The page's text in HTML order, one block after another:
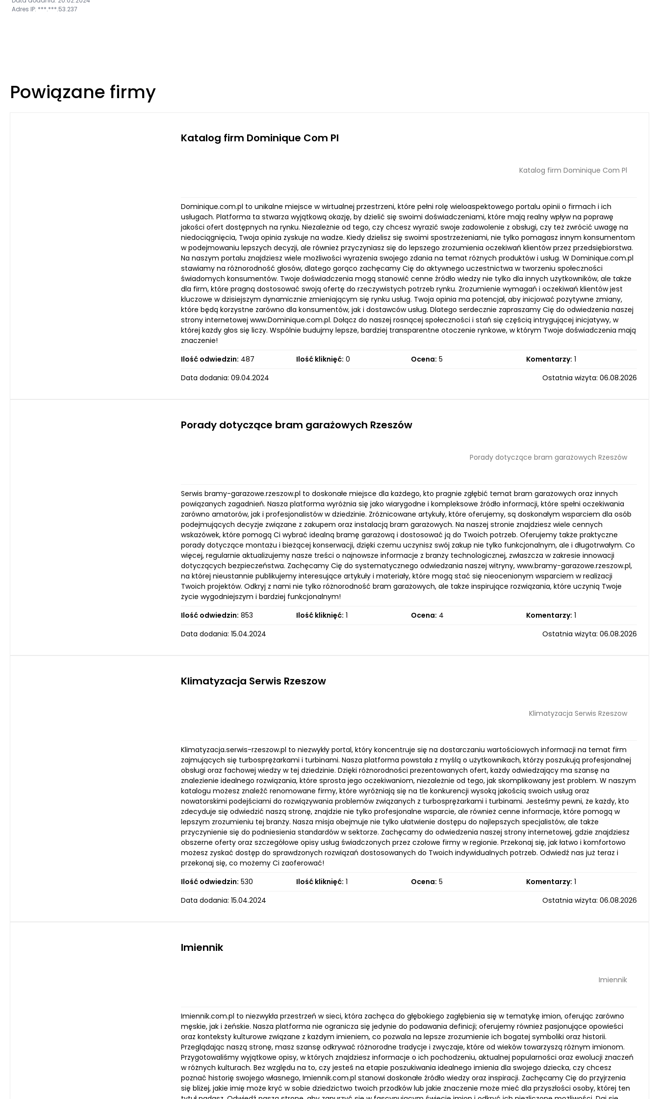
Adres IP: ***.***.53.237
Powiązane firmy
Katalog firm Dominique Com Pl
Katalog firm Dominique Com Pl
Dominique.com.pl to unikalne miejsce w wirtualnej przestrzeni, które pełni rolę wieloaspektowego portalu opinii o firmach i ich
usługach. Platforma ta stwarza wyjątkową okazję, by dzielić się swoimi doświadczeniami, które mają realny wpływ na poprawę
jakości ofert dostępnych na rynku. Niezależnie od tego, czy chcesz wyrazić swoje zadowolenie z obsługi, czy też zwrócić uwagę na
niedociągnięcia, Twoja opinia zyskuje na wadze. Kiedy dzielisz się swoimi spostrzeżeniami, nie tylko pomagasz innym konsumentom
w podejmowaniu lepszych decyzji, ale również przyczyniasz się do lepszego zrozumienia oczekiwań klientów przez przedsiębiorstwa.
Na naszym portalu znajdziesz wiele możliwości wyrażenia swojego zdania na temat różnych produktów i usług. W Dominique.com.pl
stawiamy na różnorodność głosów, dlatego gorąco zachęcamy Cię do aktywnego uczestnictwa w tworzeniu społeczności
świadomych konsumentów. Twoje doświadczenia mogą stanowić cenne źródło wiedzy nie tylko dla innych użytkowników, ale także
dla firm, które pragną dostosować swoją ofertę do rzeczywistych potrzeb rynku. Zrozumienie wymagań i oczekiwań klientów jest
kluczowe w dzisiejszym dynamicznie zmieniającym się rynku usług. Twoja opinia ma potencjał, aby inicjować pozytywne zmiany,
które będą korzystne zarówno dla konsumentów, jak i dostawców usług. Dlatego serdecznie zapraszamy Cię do odwiedzenia naszej
strony internetowej www.Dominique.com.pl. Dołącz do naszej rosnącej społeczności i stań się częścią intrygującej inicjatywy, w
której każdy głos się liczy. Wspólnie budujmy lepsze, bardziej transparentne otoczenie rynkowe, w którym Twoje doświadczenia mają
znaczenie!
Ilość odwiedzin: 487 Ilość kliknięć: 0 Ocena: 5 Komentarzy: 1
Data dodania: 09.04.2024
Ostatnia wizyta: 06.08.2026
Porady dotyczące bram garażowych Rzeszów
Porady dotyczące bram garażowych Rzeszów
Serwis bramy-garazowe.rzeszow.pl to doskonałe miejsce dla każdego, kto pragnie zgłębić temat bram garażowych oraz innych
powiązanych zagadnień. Nasza platforma wyróżnia się jako wiarygodne i kompleksowe źródło informacji, które spełni oczekiwania
zarówno amatorów, jak i profesjonalistów w dziedzinie. Zróżnicowane artykuły, które oferujemy, są doskonałym wsparciem dla osób
podejmujących decyzje związane z zakupem oraz instalacją bram garażowych. Na naszej stronie znajdziesz wiele cennych
wskazówek, które pomogą Ci wybrać idealną bramę garażową i dostosować ją do Twoich potrzeb. Oferujemy także praktyczne
porady dotyczące montażu i bieżącej konserwacji, dzięki czemu uczynisz swój zakup nie tylko funkcjonalnym, ale i długotrwałym. Co
więcej, regularnie aktualizujemy nasze treści o najnowsze informacje z branży technologicznej, zwłaszcza w zakresie innowacji
dotyczących bezpieczeństwa. Zachęcamy Cię do systematycznego odwiedzania naszej witryny, www.bramy-garazowe.rzeszow.pl,
na której nieustannie publikujemy interesujące artykuły i materiały, które mogą stać się nieocenionym wsparciem w realizacji
Twoich projektów. Odkryj z nami nie tylko różnorodność bram garażowych, ale także inspirujące rozwiązania, które uczynią Twoje
życie wygodniejszym i bardziej funkcjonalnym!
Ilość odwiedzin: 853 Ilość kliknięć: 1 Ocena: 4 Komentarzy: 1
Data dodania: 15.04.2024
Ostatnia wizyta: 06.08.2026
Klimatyzacja Serwis Rzeszow
Klimatyzacja Serwis Rzeszow
Klimatyzacja.serwis-rzeszow.pl to niezwykły portal, który koncentruje się na dostarczaniu wartościowych informacji na temat firm
zajmujących się turbosprężarkami i turbinami. Nasza platforma powstała z myślą o użytkownikach, którzy poszukują profesjonalnej
obsługi oraz fachowej wiedzy w tej dziedzinie. Dzięki różnorodności prezentowanych ofert, każdy odwiedzający ma szansę na
znalezienie idealnego rozwiązania, które sprosta jego oczekiwaniom, niezależnie od tego, jak skomplikowany jest problem. W naszym
katalogu możesz znaleźć renomowane firmy, które wyróżniają się na tle konkurencji wysoką jakością swoich usług oraz
nowatorskimi podejściami do rozwiązywania problemów związanych z turbosprężarkami i turbinami. Jesteśmy pewni, że każdy, kto
zdecyduje się odwiedzić naszą stronę, znajdzie nie tylko profesjonalne wsparcie, ale również cenne informacje, które pomogą w
lepszym zrozumieniu tej branży. Nasza misja obejmuje nie tylko ułatwienie dostępu do najlepszych specjalistów, ale także
przyczynienie się do podniesienia standardów w sektorze. Zachęcamy do odwiedzenia naszej strony internetowej, gdzie znajdziesz
obszerne oferty oraz szczegółowe opisy usług świadczonych przez czołowe firmy w regionie. Przekonaj się, jak łatwo i komfortowo
możesz zyskać dostęp do sprawdzonych rozwiązań dostosowanych do Twoich indywidualnych potrzeb. Odwiedź nas już teraz i
przekonaj się, co możemy Ci zaoferować!
Ilość odwiedzin: 530 Ilość kliknięć: 1 Ocena: 5 Komentarzy: 1
Data dodania: 15.04.2024
Ostatnia wizyta: 06.08.2026
Imiennik
Imiennik
Imiennik.com.pl to niezwykła przestrzeń w sieci, która zachęca do głębokiego zagłębienia się w tematykę imion, oferując zarówno
męskie, jak i żeńskie. Nasza platforma nie ogranicza się jedynie do podawania definicji; oferujemy również pasjonujące opowieści
oraz konteksty kulturowe związane z każdym imieniem, co pozwala na lepsze zrozumienie ich bogatej symboliki oraz historii.
Przeglądając naszą stronę, masz szansę odkrywać różnorodne tradycje i zwyczaje, które od wieków towarzyszą różnym imionom.
Przygotowaliśmy wyjątkowe opisy, w których znajdziesz informacje o ich pochodzeniu, aktualnej popularności oraz ewolucji znaczeń
w różnych kulturach. Bez względu na to, czy jesteś na etapie poszukiwania idealnego imienia dla swojego dziecka, czy chcesz
poznać historię swojego własnego, Imiennik.com.pl stanowi doskonałe źródło wiedzy oraz inspiracji. Zachęcamy Cię do przyjrzenia
się bliżej, jakie imię może kryć w sobie dziedzictwo twoich przodków lub jakie znaczenie może mieć dla przyszłości osoby, której ten